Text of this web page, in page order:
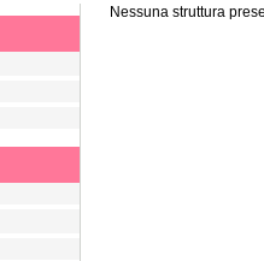
Nessuna struttura